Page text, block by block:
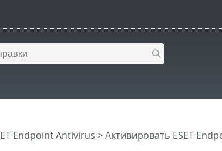
Endpoint Antivirus >Активировать ESET